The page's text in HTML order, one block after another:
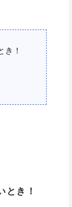
！
き！